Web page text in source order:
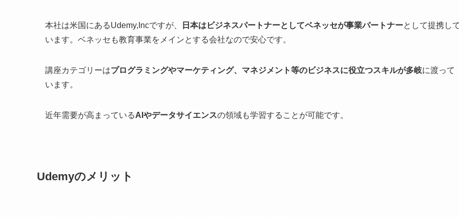
本社は米国にあるUdemy,Incですが、 日本はビジネスパートナーとしてベネッセが事業パートナーとして提携し
います。ベネッセも教育事業をメインとする会社なので安心です。
講座カテゴリーはプログラミングやマーケティング、マネジメント等のビジネスに役立つスキルが多岐に渡って
います。
近年需要が高まっているAIやデータサイエンスの領域も学習することが可能です。
Udemyのメリット